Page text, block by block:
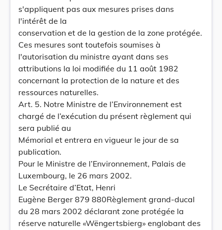
s'appliquent pas aux mesures prises dans
l'intérêt de la
conservation et de la gestion de la zone protégée.
Ces mesures sont toutefois soumises à
l'autorisation du ministre ayant dans ses
attributions la loi modifiée du 11 août 1982
concernant la protection de la nature et des
ressources naturelles.
Art. 5. Notre Ministre de l’Environnement est
chargé de l’exécution du présent règlement qui
sera publié au
Mémorial et entrera en vigueur le jour de sa
publication.
Pour le Ministre de l’Environnement, Palais de
Luxembourg, le 26 mars 2002.
Le Secrétaire d’Etat, Henri
Eugène Berger 879 880Règlement grand-ducal
du 28 mars 2002 déclarant zone protégée la
réserve naturelle «Wëngertsbierg» englobant des